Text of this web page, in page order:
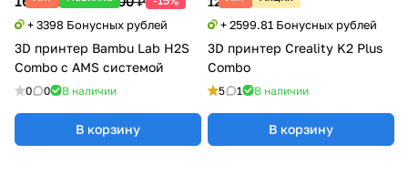
+ 3398 Бонусных рублей
3D принтер Bambu Lab H2S
Combo с AMS системой
0 0 В наличии
В корзину
+ 2599.81 Бонусных рублей
3D принтер Creality K2 Plus
Combo
5 1 В наличии
В корзину